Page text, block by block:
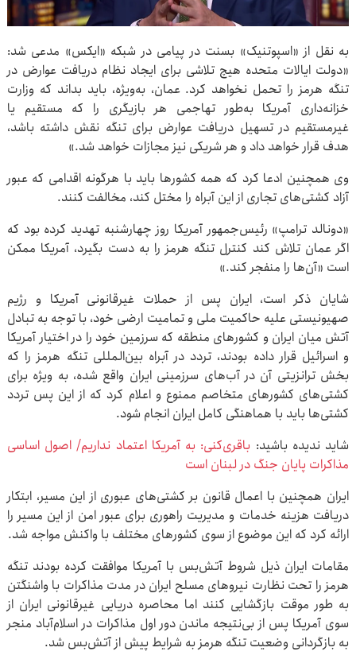
به نقل از «اسپوتنیک» بسنت در پیامی در شبکه «ایکس» مدعی شد:
«دولت ایالات متحده هیچ تلاشی برای ایجاد نظام دریافت عوارض در
تنگه هرمز را تحمل نخواهد کرد. عمان، به‌ویژه، باید بداند که وزارت
خزانه‌داری آمریکا به‌طور تهاجمی هر بازیگری را که مستقیم یا
غیرمستقیم در تسهیل دریافت عوارض برای تنگه نقش داشته باشد،
هدف قرار خواهد داد و هر شریکی نیز مجازات خواهد شد.»
وی همچنین ادعا کرد که همه کشورها باید با هرگونه اقدامی که عبور
آزاد کشتی‌های تجاری از این آبراه را مختل کند، مخالفت کنند.
«دونالد ترامپ» رئیس‌جمهور آمریکا روز چهارشنبه تهدید کرده بود که
اگر عمان تلاش کند کنترل تنگه هرمز را به دست بگیرد، آمریکا ممکن
است «آن‌ها را منفجر کند.»
شایان ذکر است، ایران پس از حملات غیرقانونی آمریکا و رژیم
صهیونیستی علیه حاکمیت ملی و تمامیت ارضی خود، با توجه به تبادل
آتش میان ایران و کشورهای منطقه که سرزمین خود را در اختیار آمریکا
و اسرائیل قرار داده بودند، تردد در آبراه بین‌المللی تنگه هرمز را که
بخش ترانزیتی آن در آب‌های سرزمینی ایران واقع شده، به ویژه برای
کشتی‌های کشورهای متخاصم ممنوع و اعلام کرد که از این پس تردد
کشتی‌ها باید با هماهنگی کامل ایران انجام شود.
شاید ندیده باشید: باقری‌کنی: به آمریکا اعتماد نداریم/ اصول اساسی
مذاکرات پایان جنگ در لبنان است
ایران همچنین با اعمال قانون بر کشتی‌های عبوری از این مسیر، ابتکار
دریافت هزینه خدمات و مدیریت راهوری برای عبور امن از این مسیر را
ارائه کرد که این موضوع از سوی کشورهای مختلف با واکنش مواجه شد.
مقامات ایران ذیل شروط آتش‌بس با آمریکا موافقت کرده بودند تنگه
هرمز را تحت نظارت نیروهای مسلح ایران در مدت مذاکرات با واشنگتن
به طور موقت بازگشایی کنند اما محاصره دریایی غیرقانونی ایران از
سوی آمریکا پس از بی‌نتیجه ماندن دور اول مذاکرات در اسلام‌آباد منجر
به بازگردانی وضعیت تنگه هرمز به شرایط پیش از آتش‌بس شد.